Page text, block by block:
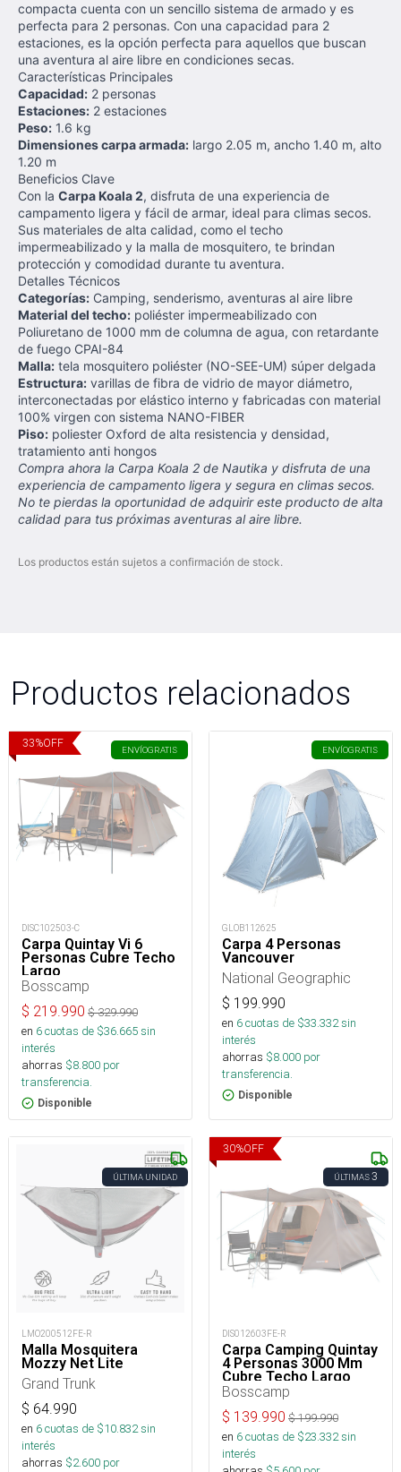
compacta cuenta con un sencillo sistema de armado y es
perfecta para 2 personas. Con una capacidad para 2
estaciones, es la opción perfecta para aquellos que buscan
una aventura al aire libre en condiciones secas.
Características Principales
Capacidad: 2 personas
Estaciones: 2 estaciones
Peso: 1.6 kg
Dimensiones carpa armada: largo 2.05 m, ancho 1.40 m, alto
1.20 m
Beneficios Clave
Con la Carpa Koala 2, disfruta de una experiencia de
campamento ligera y fácil de armar, ideal para climas secos.
Sus materiales de alta calidad, como el techo
impermeabilizado y la malla de mosquitero, te brindan
protección y comodidad durante tu aventura.
Detalles Técnicos
Categorías: Camping, senderismo, aventuras al aire libre
Material del techo: poliéster impermeabilizado con
Poliuretano de 1000 mm de columna de agua, con retardante
de fuego CPAI-84
Malla: tela mosquitero poliéster (NO-SEE-UM) súper delgada
Estructura: varillas de fibra de vidrio de mayor diámetro,
interconectadas por elástico interno y fabricadas con material
100% virgen con sistema NANO-FIBER
Piso: poliester Oxford de alta resistencia y densidad,
tratamiento anti hongos
Compra ahora la Carpa Koala 2 de Nautika y disfruta de una
experiencia de campamento ligera y segura en climas secos.
No te pierdas la oportunidad de adquirir este producto de alta
calidad para tus próximas aventuras al aire libre.
Los productos están sujetos a confirmación de stock.
Productos relacionados
33%OFF
ENVÍOGRATIS
DISC102503-C
Carpa Quintay Vi 6
Personas Cubre Techo
Largo
Bosscamp
$ 219.990 $329.990
en 6cuotas de $36.665sin
interés
ahorras $8.800 por
transferencia.
Disponible
ENVÍOGRATIS
GLOB112625
Carpa 4 Personas
Vancouver
National Geographic
$ 199.990
en 6cuotas de $33.332sin
interés
ahorras $8.000 por
transferencia.
Disponible
ÚLTIMA UNIDAD
LMO200512FE-R
Malla Mosquitera
Mozzy Net Lite
Grand Trunk
$ 64.990
en 6cuotas de $10.832sin
interés
ahorras $2.600 por
30%OFF
ÚLTIMAS3
DIS012603FE-R
Carpa Camping Quintay
4 Personas 3000 Mm
Cubre Techo Largo
Bosscamp
$ 139.990 $199.990
en 6cuotas de $23.332sin
interés